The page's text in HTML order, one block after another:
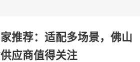
推荐：适配多场景，佛山
应商值得关注